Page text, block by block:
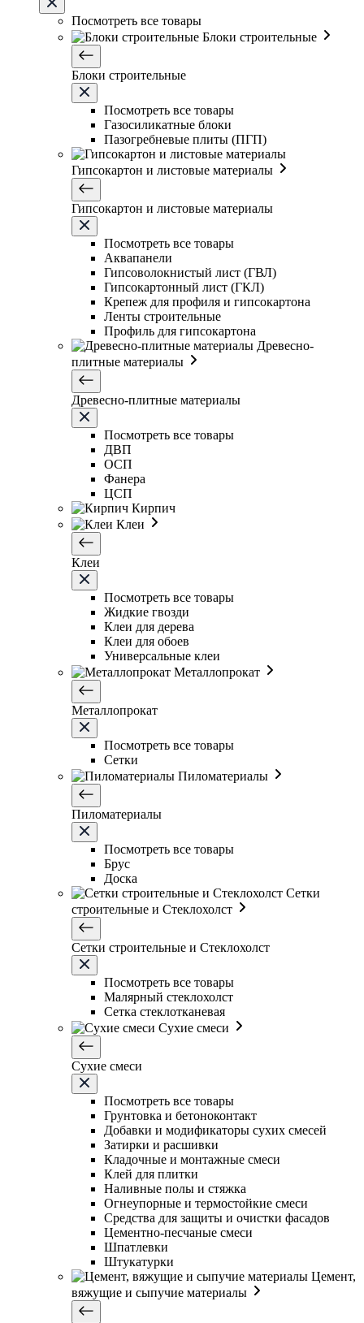
Посмотреть все товары
Блоки строительные
Блоки строительные
Посмотреть все товары
Газосиликатные блоки
Пазогребневые плиты (ПГП)
Гипсокартон и листовые материалы
Гипсокартон и листовые материалы
Посмотреть все товары
Аквапанели
Гипсоволокнистый лист (ГВЛ)
Гипсокартонный лист (ГКЛ)
Крепеж для профиля и гипсокартона
Ленты строительные
Профиль для гипсокартона
Древесно-
плитные материалы
Древесно-плитные материалы
Посмотреть все товары
ДВП
ОСП
Фанера
ЦСП
Кирпич
Клеи
Клеи
Посмотреть все товары
Жидкие гвозди
Клеи для дерева
Клеи для обоев
Универсальные клеи
Металлопрокат
Металлопрокат
Посмотреть все товары
Сетки
Пиломатериалы
Пиломатериалы
Посмотреть все товары
Брус
Доска
Сетки
строительные и Стеклохолст
Сетки строительные и Стеклохолст
Посмотреть все товары
Малярный стеклохолст
Сетка стеклотканевая
Сухие смеси
Сухие смеси
Посмотреть все товары
Грунтовка и бетоноконтакт
Добавки и модификаторы сухих смесей
Затирки и расшивки
Кладочные и монтажные смеси
Клей для плитки
Наливные полы и стяжка
Огнеупорные и термостойкие смеси
Средства для защиты и очистки фасадов
Цементно-песчаные смеси
Шпатлевки
Штукатурки
Цемент,
вяжущие и сыпучие материалы